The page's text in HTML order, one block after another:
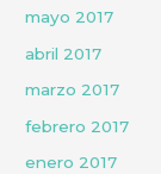
mayo 2017
abril 2017
marzo 2017
febrero 2017
enero 2017